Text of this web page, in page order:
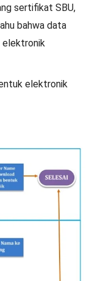
sertifikat SBU,
bahwa data
elektronik
elektronik